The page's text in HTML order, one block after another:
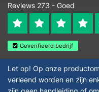
Reviews 273 - Goed
Geverifieerd bedrijf
Let op! Op onze
verleend worden en zijn